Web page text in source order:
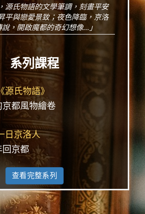
源氏物語的文學筆調，刻畫平安
平與戀愛景致；夜色降臨，京洛
，開啟魔都的奇幻想像...」
系列課程
源氏物語》
都風物繪卷
日京洛人
京都
查看完整系列